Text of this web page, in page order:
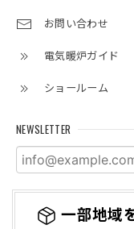
お問い合わせ
電気暖炉ガイド
ショールーム
NEWSLETTER
一部地域
どを飾ってさらに雰
この度は当
にご満足い
ろしくお願